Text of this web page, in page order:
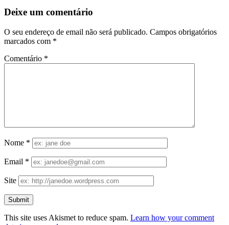
Deixe um comentário
O seu endereço de email não será publicado. Campos obrigatórios
marcados com *
Comentário *
Nome *
Email *
Site
This site uses Akismet to reduce spam. Learn how your comment